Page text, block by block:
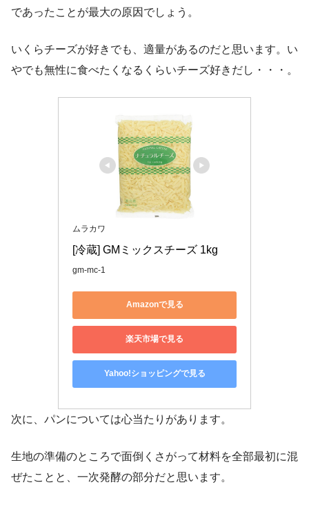
であったことが最大の原因でしょう。
いくらチーズが好きでも、適量があるのだと思います。い
やでも無性に食べたくなるくらいチーズ好きだし・・・。
ムラカワ
[冷蔵] GMミックスチーズ 1kg
gm-mc-1
Amazonで見る
楽天市場で見る
Yahoo!ショッピングで見る
次に、パンについては心当たりがあります。
生地の準備のところで面倒くさがって材料を全部最初に混
ぜたことと、一次発酵の部分だと思います。